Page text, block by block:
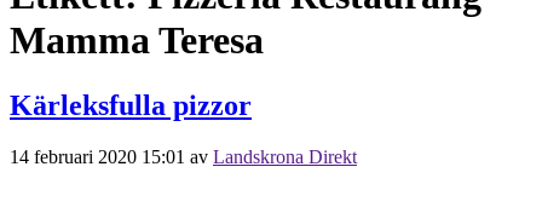
Mamma Teresa
Kärleksfulla pizzor
14 februari 2020 15:01 av Landskrona Direkt